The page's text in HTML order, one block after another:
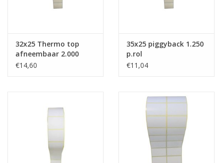
32x25 Thermo top
afneembaar 2.000
p.rol
€14,60
35x25 piggyback 1.250
p.rol
€11,04